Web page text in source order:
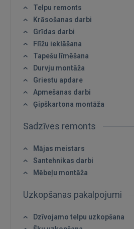
Ienākt
FACEBOOK
Telpu remonts
Krāsošanas darbi
Grīdas darbi
Flīžu ieklāšana
Tapešu līmēšana
Durvju montāža
Griestu apdare
Apmešanas darbi
Ģipškartona montāža
Sadzīves remonts
Mājas meistars
Santehnikas darbi
Mēbeļu montāža
Uzkopšanas pakalpojumi
Dzīvojamo telpu uzkopšana